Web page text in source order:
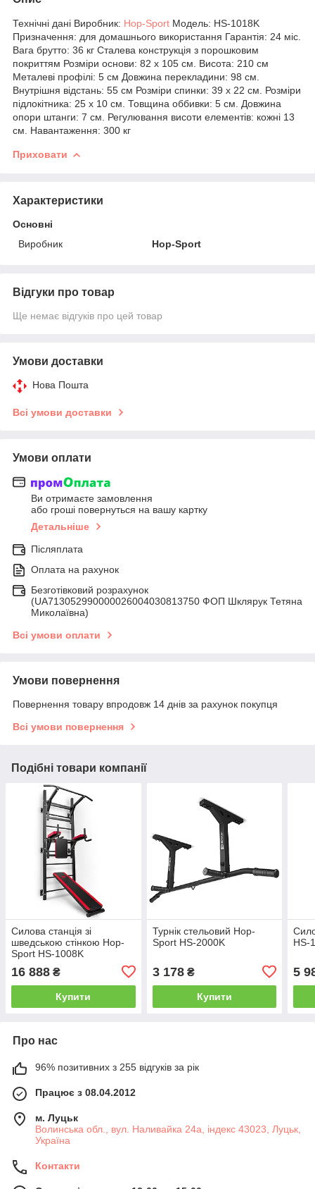
Технічні дані Виробник: Hop-Sport Модель: HS-1018K
Призначення: для домашнього використання Гарантія: 24 міс.
Вага брутто: 36 кг Сталева конструкція з порошковим
покриттям Розміри основи: 82 x 105 см. Висота: 210 см
Металеві профілі: 5 см Довжина перекладини: 98 см.
Внутрішня відстань: 55 см Розміри спинки: 39 x 22 см. Розміри
підлокітника: 25 х 10 см. Товщина оббивки: 5 см. Довжина
опори штанги: 7 см. Регулювання висоти елементів: кожні 13
см. Навантаження: 300 кг
Приховати
Характеристики
Основні
Виробник
Hop-Sport
Відгуки про товар
Ще немає відгуків про цей товар
Умови доставки
Нова Пошта
Всі умови доставки
Умови оплати
Ви отримаєте замовлення
або гроші повернуться на вашу картку
Детальніше
Післяплата
Оплата на рахунок
Безготівковий розрахунок
(UA713052990000026004030813750 ФОП Шклярук Тетяна
Миколаївна)
Всі умови оплати
Умови повернення
Повернення товару впродовж 14 днів за рахунок покупця
Всі умови повернення
Подібні товари компанії
Силова станція зі
шведською стінкою Hop-
Sport HS-1008K
16 888 ₴
Купити
Турнік стельовий Hop-
Sport HS-2000K
3 178₴
Купити
HS-
5
Про нас
96% позитивних з 255 відгуків за рік
Працює з 08.04.2012
м. Луцьк
Волинська обл., вул. Наливайка 24а, індекс 43023, Луцьк,
Україна
Контакти